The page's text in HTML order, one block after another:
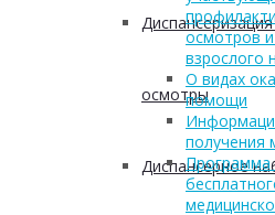
осмотры
Диспансерное
осмотров
взрослого
О видах
помощи
получения
Программа